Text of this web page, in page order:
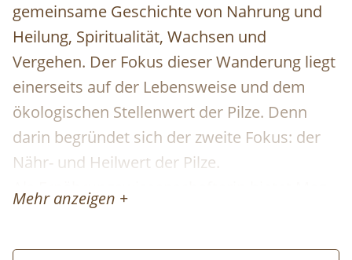
gemeinsame Geschichte von Nahrung und
Heilung, Spiritualität, Wachsen und
Vergehen. Der Fokus dieser Wanderung liegt
einerseits auf der Lebensweise und dem
ökologischen Stellenwert der Pilze. Denn
darin begründet sich der zweite Fokus: der
Nähr- und Heilwert der Pilze.
Als Ernährungswissenschafterin bietet Mag.
Fischer Vitalpilz-Beratung an und gibt auf der
Mehr anzeigen +